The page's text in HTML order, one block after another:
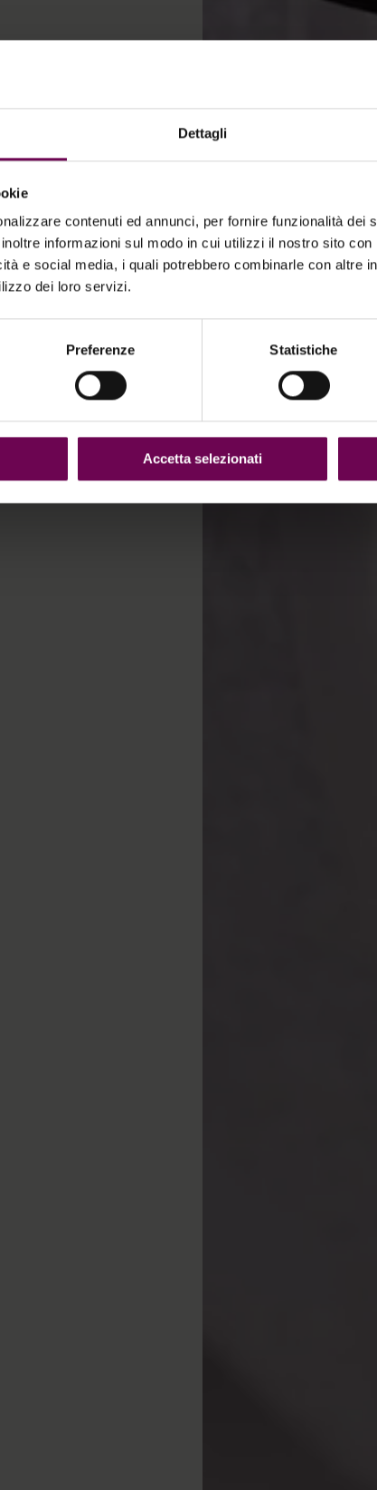
Dettagli
contenuti ed annunci, per fornire funzionalità dei
informazioni sul modo in cui utilizzi il nostro sito
e social media, i quali potrebbero combinarle con altre
dei loro servizi.
Preferenze Statistiche
Accetta selezionati
peelings,